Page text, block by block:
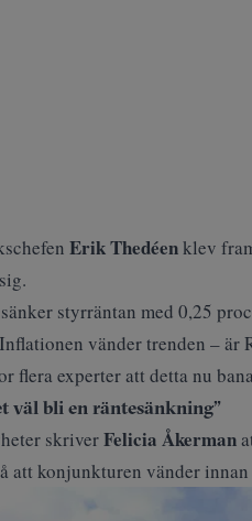
Erik Thedéenklev
.
styrräntan med 0,25
Inflationen vänder trenden – är
flera experter att detta nu
väl bli en räntesänkning”
skriverFelicia Åkerman
att konjunkturen vänder